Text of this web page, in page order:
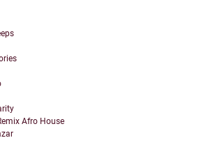
Afro House